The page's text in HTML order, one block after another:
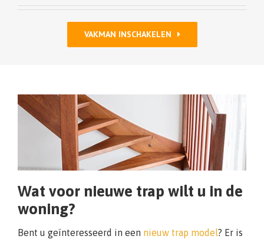
VAKMAN INSCHAKELEN
Wat voor nieuwe trap wilt u in de
woning?
Bent u geïnteresseerd in een nieuw trap model? Er is